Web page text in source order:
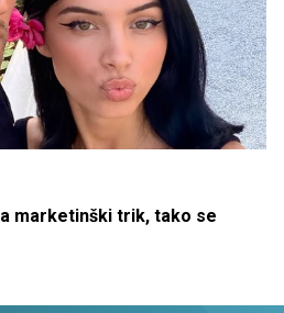
marketinški trik, tako se